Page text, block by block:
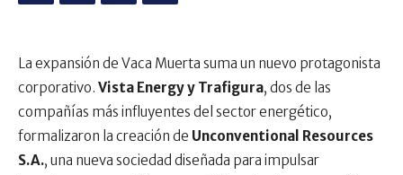
La expansión de Vaca Muerta suma un nuevo protagonista
corporativo. Vista Energy y Trafigura, dos de las
compañías más influyentes del sector energético,
formalizaron la creación de Unconventional Resources
S.A., una nueva sociedad diseñada para impulsar